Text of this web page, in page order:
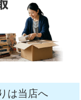
は当店へ